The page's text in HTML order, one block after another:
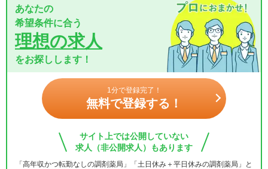
あなたの
希望条件に合う
理想の求人
をお探しします！
1分で登録完了！
無料で登録する！
サイト上では公開していない
求人（非公開求人）もあります
「高年収かつ転勤なしの調剤薬局」「土日休み＋平日休みの調剤薬局」と